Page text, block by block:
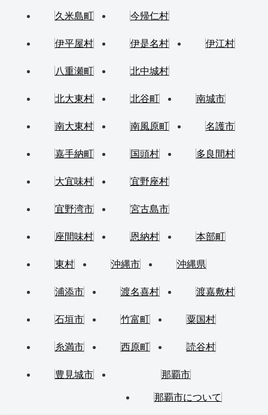
久米島町 今帰仁村
伊平屋村 伊是名村 伊江村
八重瀬町 北中城村
北大東村 北谷町 南城市
南大東村 南風原町 名護市
嘉手納町 国頭村 多良間村
大宜味村 宜野座村
宜野湾市 宮古島市
座間味村 恩納村 本部町
東村 沖縄市 沖縄県
浦添市 渡名喜村 渡嘉敷村
石垣市 竹富町 粟国村
糸満市 西原町 読谷村
豊見城市 那覇市
那覇市について